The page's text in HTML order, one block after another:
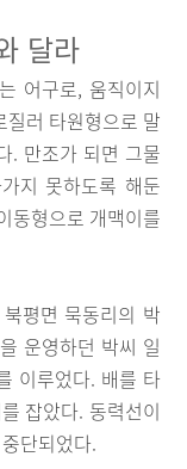
달라
어구로, 움직이지
러 타원형으로 말
. 만조가 되면 그물
지 못하도록 해둔
동형으로 개맥이를
평면 묵동리의 박
운영하던 박씨 일
이루었다. 배를 타
잡았다. 동력선이
단되었다.